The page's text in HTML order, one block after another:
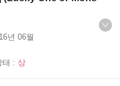
년 06월
태 : 상